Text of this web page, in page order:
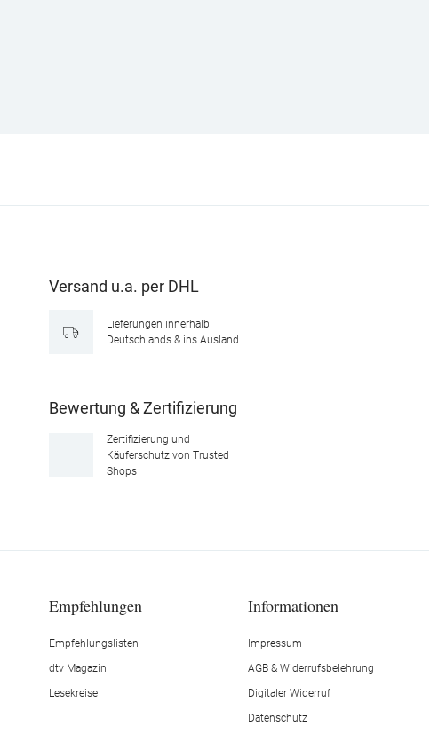
Versand u.a. per DHL
Lieferungen innerhalb
Deutschlands & ins Ausland
Bewertung & Zertifizierung
Zertifizierung und
Käuferschutz von Trusted
Shops
Empfehlungen
Empfehlungslisten
dtv Magazin
Lesekreise
Informationen
Impressum
AGB & Widerrufsbelehrung
Digitaler Widerruf
Datenschutz